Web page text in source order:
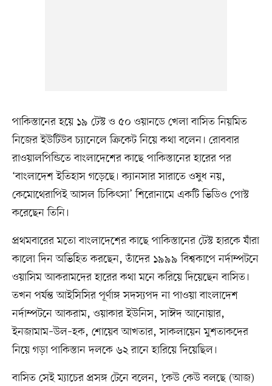
পাকিস্তানের হয়ে ১৯ টেস্ট ও ৫০ ওয়ানডে খেলা বাসিত নিয়মিত
নিজের ইউটিউব চ্যানেলে ক্রিকেট নিয়ে কথা বলেন। রোববার
রাওয়ালপিন্ডিতে বাংলাদেশের কাছে পাকিস্তানের হারের পর
‘বাংলাদেশ ইতিহাস গড়েছে। ক্যানসার সারাতে ওষুধ নয়,
কেমোথেরাপিই আসল চিকিৎসা’ শিরোনামে একটি ভিডিও পোস্ট
করেছেন তিনি।
প্রথমবারের মতো বাংলাদেশের কাছে পাকিস্তানের টেস্ট হারকে যাঁরা
কালো দিন অভিহিত করছেন, তাঁদের ১৯৯৯ বিশ্বকাপে নর্দাম্পটনে
ওয়াসিম আকরামদের হারের কথা মনে করিয়ে দিয়েছেন বাসিত।
তখন পর্যন্ত আইসিসির পূর্ণাঙ্গ সদস্যপদ না পাওয়া বাংলাদেশ
নর্দাম্পটনে আকরাম, ওয়াকার ইউনিস, সাঈদ আনোয়ার,
ইনজামাম–উল–হক, শোয়েব আখতার, সাকলায়েন মুশতাকদের
নিয়ে গড়া পাকিস্তান দলকে ৬২ রানে হারিয়ে দিয়েছিল।
বাসিত সেই ম্যাচের প্রসঙ্গ টেনে বলেন, ‘কেউ কেউ বলছে (আজ)